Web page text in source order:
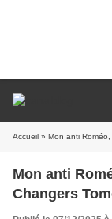
Accueil » Mon anti
Mon anti Roméo,
Changers